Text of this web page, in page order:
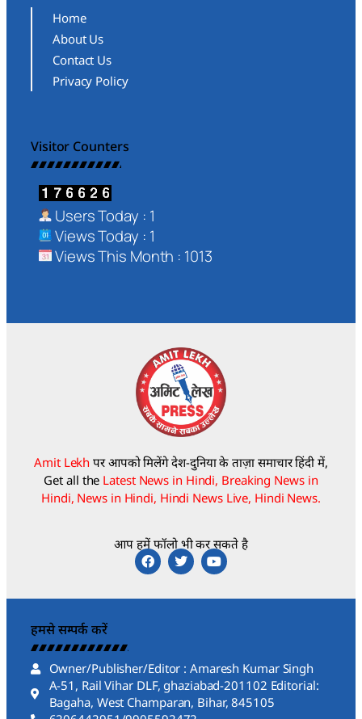
Home
About Us
Contact Us
Privacy Policy
Visitor Counters
Users Today : 1
Views Today : 1
Views This Month : 1013
Amit Lekh पर आपको मिलेंगे देश-दुनिया के ताज़ा समाचार हिंदी में,
Get all the Latest News in Hindi, Breaking News in
Hindi, News in Hindi, Hindi News Live, Hindi News.
आप हमें फॉलो भी कर सकते है
हमसे सम्पर्क करें
Owner/Publisher/Editor : Amaresh Kumar Singh
A-51, Rail Vihar DLF, ghaziabad-201102 Editorial:
Bagaha, West Champaran, Bihar, 845105